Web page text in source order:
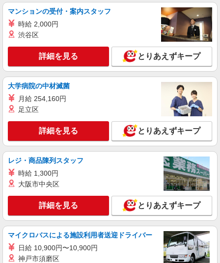
マンションの受付・案内スタッフ
時給 2,000円
渋谷区
詳細を見る とりあえずキープ
大学病院の中材滅菌
月給 254,160円
足立区
詳細を見る とりあえずキープ
レジ・商品陳列スタッフ
時給 1,300円
大阪市中央区
詳細を見る とりあえずキープ
マイクロバスによる施設利用者送迎ドライバー
日給 10,900円〜10,900円
神戸市須磨区